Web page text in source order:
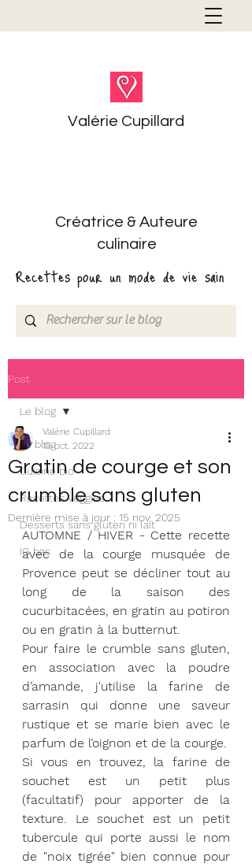
Valérie Cupillard
Créatrice & Auteure
culinaire
Recettes pour un mode de vie sain
Post
Le blog
Cuisine bio
Recettes veggies
Desserts sans gluten ni lait
IG bas
Le blog
Gratin de courge et son
crumble sans gluten
Valérie Cupillard
15 oct. 2022
Dernière mise à jour : 15 nov. 2025
AUTOMNE / HIVER - Cette recette
avec de la courge musquée de
Provence peut se décliner tout au
long de la saison des
cucurbitacées, en gratin au potiron
ou en gratin à la butternut.
Pour faire le crumble sans gluten,
en association avec la poudre
d’amande, j'utilise la farine de
sarrasin qui donne une saveur
rustique et se marie bien avec le
Si vous en trouvez, la farine de
souchet est un petit plus
(facultatif) pour apporter de la
texture. Le souchet est un petit
tubercule qui porte aussi le nom
de "noix tigrée" bien connue pour